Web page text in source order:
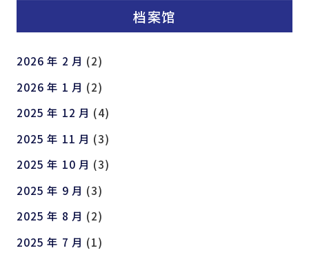
档案馆
2026 年 2 月 (2)
2026 年 1 月 (2)
2025 年 12 月 (4)
2025 年 11 月 (3)
2025 年 10 月 (3)
2025 年 9 月 (3)
2025 年 8 月 (2)
2025 年 7 月 (1)